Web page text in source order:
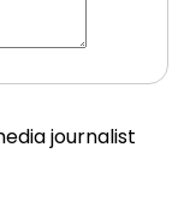
journalist